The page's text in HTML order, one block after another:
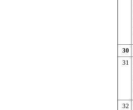
30
31
32